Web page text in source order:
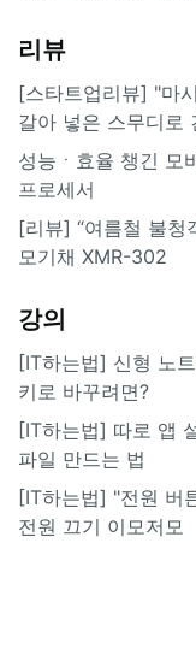
리뷰
[스타트업리뷰] "마
갈아 넣은 스무디로
성능ㆍ효율 챙긴 모
프로세서
[리뷰] “여름철 불청
모기채 XMR-302
강의
[IT하는법] 신형 노
키로 바꾸려면?
[IT하는법] 따로 앱
파일 만드는 법
[IT하는법] "전원 버
전원 끄기 이모저모